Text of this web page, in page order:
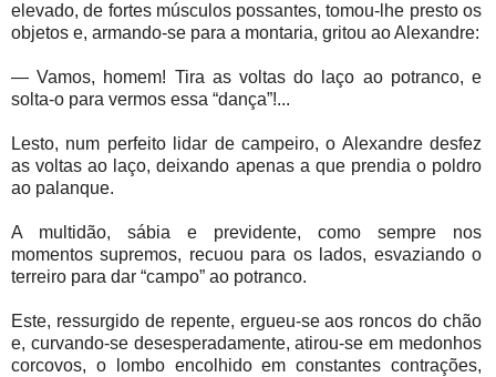
elevado, de fortes músculos possantes, tomou-lhe presto os
objetos e, armando-se para a montaria, gritou ao Alexandre:
—Vamos, homem! Tira as voltas do laço ao potranco, e
solta-o para vermos essa “dança”!...
Lesto, num perfeito lidar de campeiro, o Alexandre desfez
as voltas ao laço, deixando apenas a que prendia o poldro
ao palanque.
A multidão, sábia e previdente, como sempre nos
momentos supremos, recuou para os lados, esvaziando o
terreiro para dar “campo” ao potranco.
Este, ressurgido de repente, ergueu-se aos roncos do chão
e, curvando-se desesperadamente, atirou-se em medonhos
corcovos, o lombo encolhido em constantes contrações,